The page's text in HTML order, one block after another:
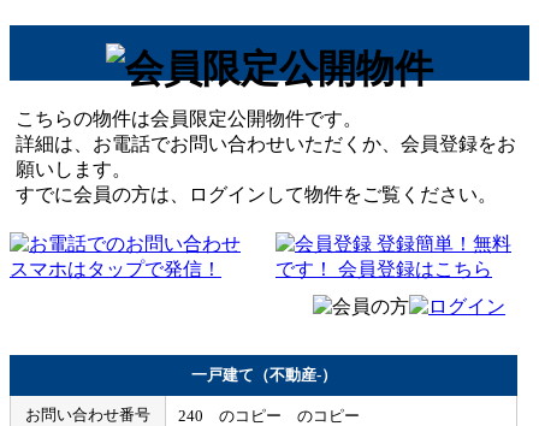
こちらの物件は会員限定公開物件です。
詳細は、お電話でお問い合わせいただくか、会員登録をお
願いします。
すでに会員の方は、ログインして物件をご覧ください。
一戸建て（不動産-）
お問い合わせ番号 240 のコピー のコピー